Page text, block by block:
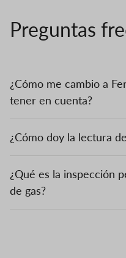
Preguntas
¿Cómo me cambio a
tener en cuenta?
¿Cómo doy la lectura
¿Qué es la inspección
de gas?